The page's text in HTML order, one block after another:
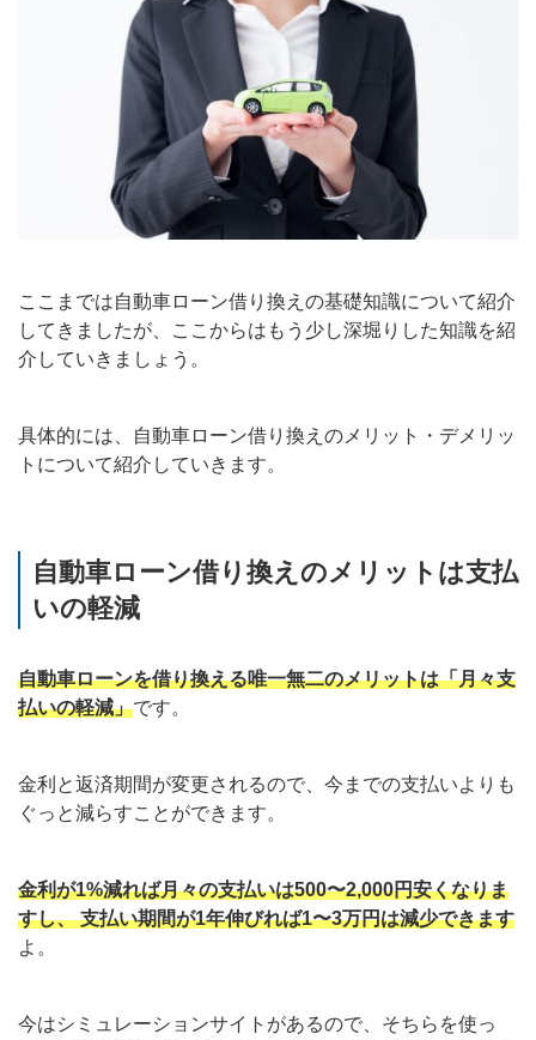
ここまでは自動車ローン借り換えの基礎知識について紹介
してきましたが、ここからはもう少し深堀りした知識を紹
介していきましょう。
具体的には、自動車ローン借り換えのメリット・デメリッ
トについて紹介していきます。
自動車ローン借り換えのメリットは支払
いの軽減
自動車ローンを借り換える唯一無二のメリットは「月々支
払いの軽減」です。
金利と返済期間が変更されるので、今までの支払いよりも
ぐっと減らすことができます。
金利が1%減れば月々の支払いは500〜2,000円安くなりま
すし、 支払い期間が1年伸びれば1〜3万円は減少できます
よ。
今はシミュレーションサイトがあるので、そちらを使っ